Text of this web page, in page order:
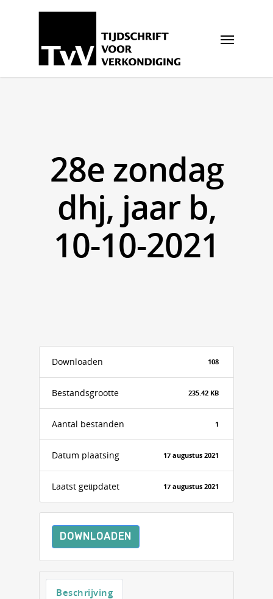
28e zondag
dhj, jaar b,
10-10-2021
Downloaden 108
Bestandsgrootte 235.42 KB
Aantal bestanden 1
Datum plaatsing 17 augustus 2021
Laatst geüpdatet 17 augustus 2021
DOWNLOADEN
Beschrijving